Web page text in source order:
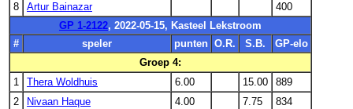
8
Artur Bainazar
400
GP 1-2122, 2022-05-15, Kasteel Lekstroom
#
speler punten O.R. S.B.
GP-elo
Groep 4:
1
Thera Woldhuis 6.00 15.00
889
2
Nivaan Haque 4.00 7.75
834